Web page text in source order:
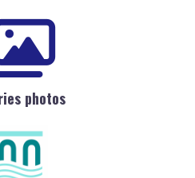
photos